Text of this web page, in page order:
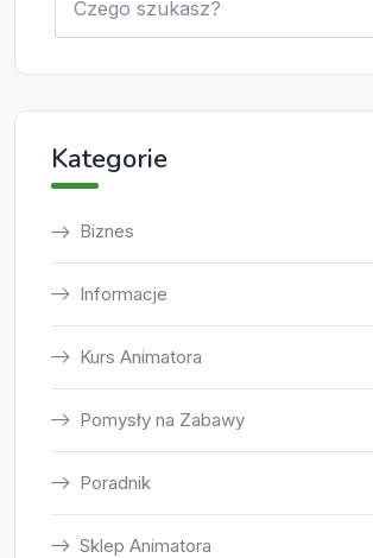
Kategorie
Biznes
Informacje
Kurs Animatora
Pomysły na Zabawy
Poradnik
Sklep Animatora